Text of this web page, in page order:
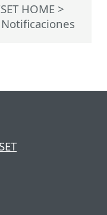
HOME >